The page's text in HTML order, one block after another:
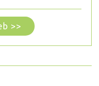
>>